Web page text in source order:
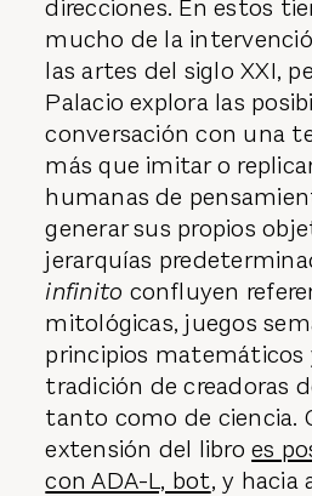
direcciones. En estos
mucho de la
las artes del siglo XXI,
Palacio explora las
conversación con una
más que imitar o
humanas de
generar sus propios
jerarquías
infinito confluyen
mitológicas, juegos
principios matemáticos
tradición de creadoras
tanto como de ciencia.
extensión del libroes
con ADA-L, bot, y hacia